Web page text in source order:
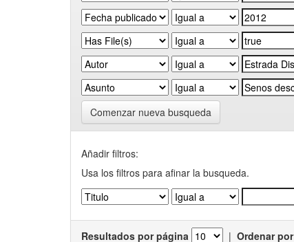
Comenzar nueva busqueda
Añadir filtros:
Usa los filtros para afinar la busqueda.
Resultados por página | Ordenar por